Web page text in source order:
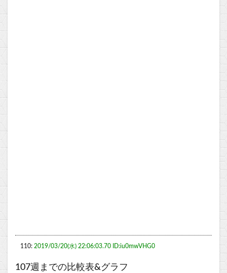
110: 2019/03/20(水) 22:06:03.70 ID:iu0mwVHG0
107週までの比較表&グラフ